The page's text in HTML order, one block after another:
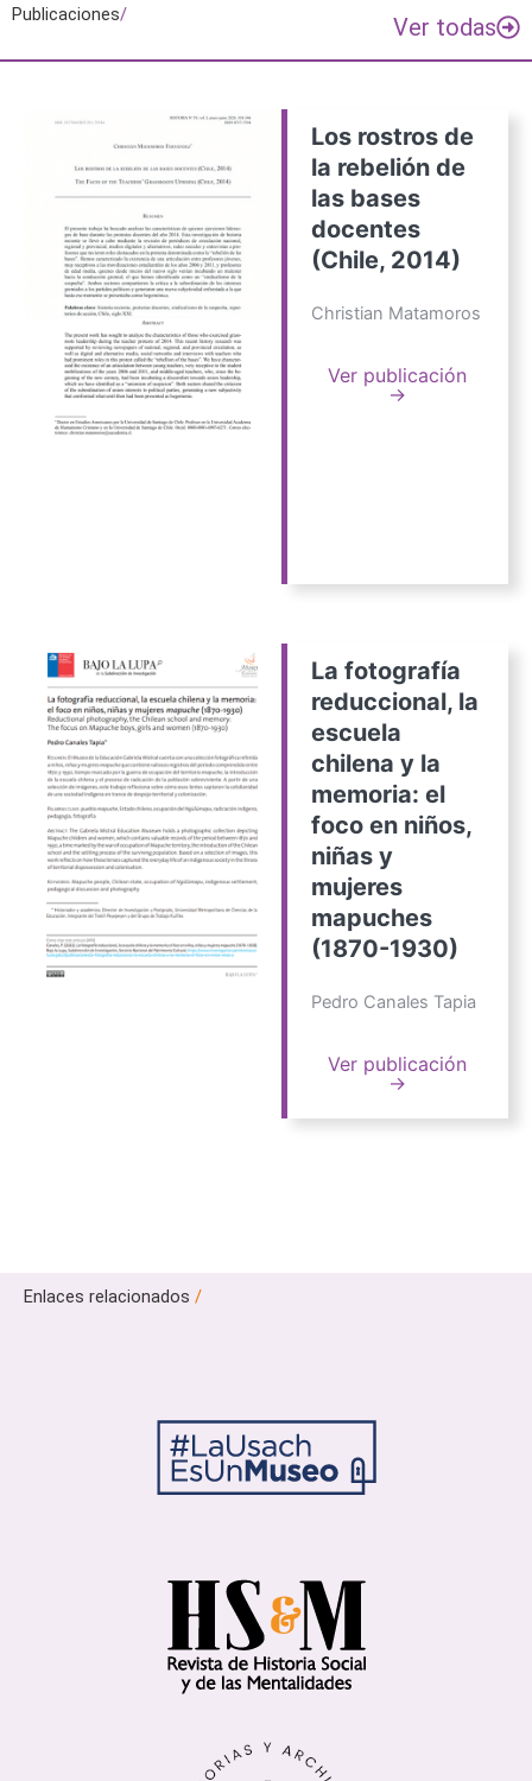
Publicaciones/ Ver todas
Los rostros de
la rebelión de
las bases
docentes
(Chile, 2014)
Christian Matamoros
Ver publicación
→
La fotografía
reduccional, la
escuela
chilena y la
memoria: el
foco en niños,
niñas y
mujeres
mapuches
(1870-1930)
Pedro Canales Tapia
Ver publicación
→
Enlaces relacionados /